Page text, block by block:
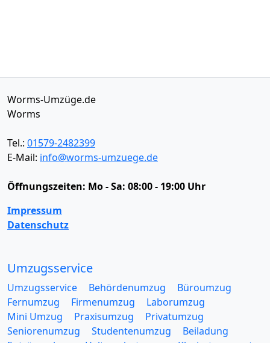
Worms-Umzüge.de
Worms
Tel.: 01579-2482399
E-Mail: info@worms-umzuege.de
Öffnungszeiten: Mo - Sa: 08:00 - 19:00 Uhr
Impressum
Datenschutz
Umzugsservice
Umzugsservice Behördenumzug
Büroumzug
Fernumzug
Firmenumzug
Laborumzug
Mini Umzug
Praxisumzug
Privatumzug
Seniorenumzug
Studentenumzug
Beiladung